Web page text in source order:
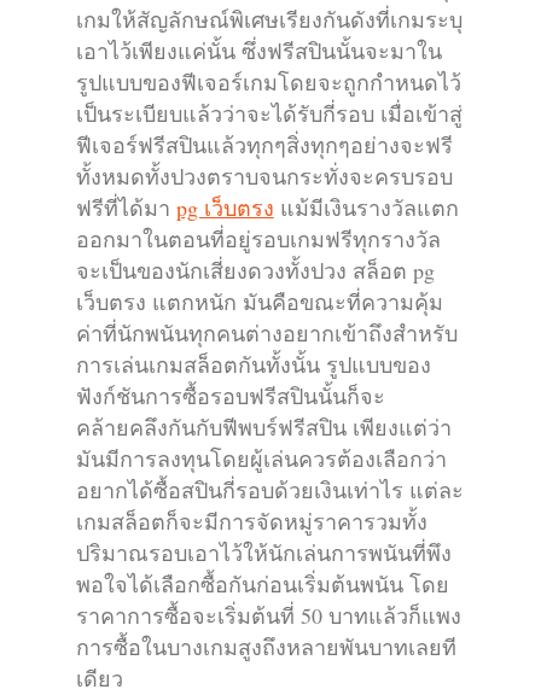
เกมให้สัญลักษณ์พิเศษเรียงกันดังที่เกมระบุ
เอาไว้เพียงแค่นั้น ซึ่งฟรีสปินนั้นจะมาใน
รูปแบบของฟีเจอร์เกมโดยจะถูกกำหนดไว้
เป็นระเบียบแล้วว่าจะได้รับกี่รอบ เมื่อเข้าสู่
ฟีเจอร์ฟรีสปินแล้วทุกๆสิ่งทุกๆอย่างจะฟรี
ทั้งหมดทั้งปวงตราบจนกระทั่งจะครบรอบ
ฟรีที่ได้มา pg เว็บตรง แม้มีเงินรางวัลแตก
ออกมาในตอนที่อยู่รอบเกมฟรีทุกรางวัล
จะเป็นของนักเสี่ยงดวงทั้งปวง สล็อต pg
เว็บตรง แตกหนัก มันคือขณะที่ความคุ้ม
ค่าที่นักพนันทุกคนต่างอยากเข้าถึงสำหรับ
การเล่นเกมสล็อตกันทั้งนั้น รูปแบบของ
ฟังก์ชันการซื้อรอบฟรีสปินนั้นก็จะ
คล้ายคลึงกันกับฟีพบร์ฟรีสปิน เพียงแต่ว่า
มันมีการลงทุนโดยผู้เล่นควรต้องเลือกว่า
อยากได้ซื้อสปินกี่รอบด้วยเงินเท่าไร แต่ละ
เกมสล็อตก็จะมีการจัดหมู่ราคารวมทั้ง
ปริมาณรอบเอาไว้ให้นักเล่นการพนันที่พึง
พอใจได้เลือกซื้อกันก่อนเริ่มต้นพนัน โดย
ราคาการซื้อจะเริ่มต้นที่ 50 บาทแล้วก็แพง
การซื้อในบางเกมสูงถึงหลายพันบาทเลยที
เดียว